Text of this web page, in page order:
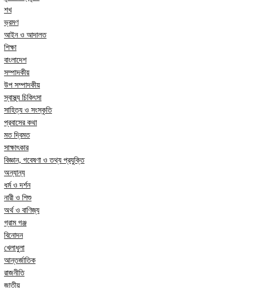
শখ
ভ্রমণ
আইন ও আদালত
শিক্ষা
বাংলাদেশ
সম্পাদকীয়
উপ সম্পাদকীয়
স্বাস্থ্য চিকিৎসা
সাহিত্য ও সংস্কৃতি
প্রবাসের কথা
মত দ্বিমত
সাক্ষাৎকার
বিজ্ঞান, গবেষণা ও তথ্য প্রযুক্তি
অন্যান্য
ধর্ম ও দর্শন
নারী ও শিশু
অর্থ ও বাণিজ্য
গ্রাম গঞ্জ
বিনোদন
খেলাধুলা
আন্তর্জাতিক
রাজনীতি
জাতীয়